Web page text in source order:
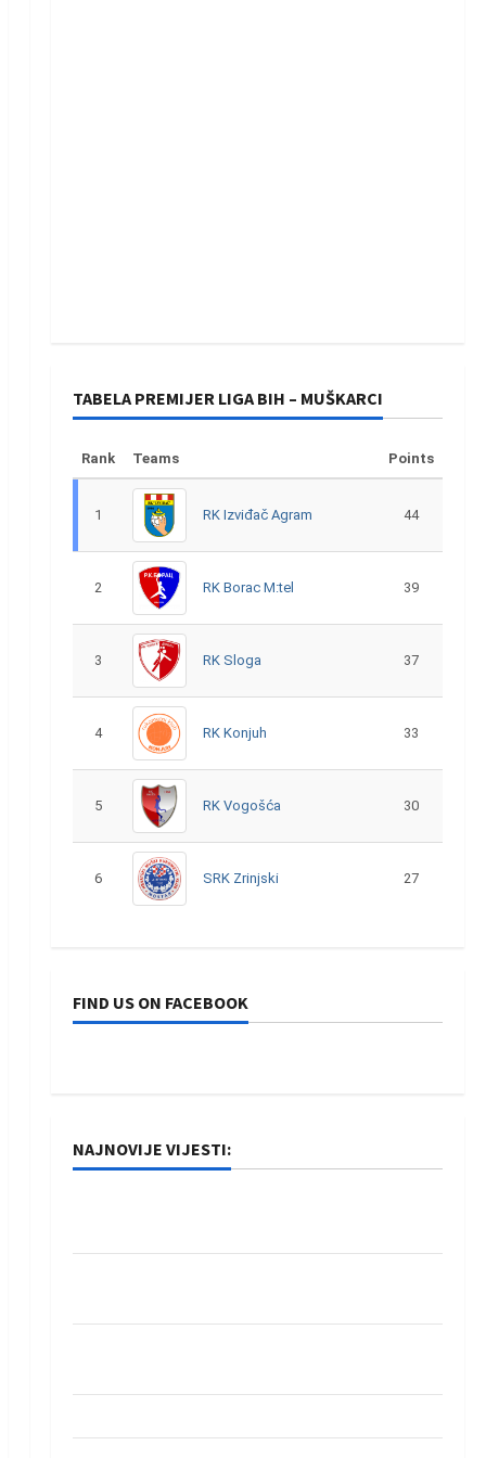
TABELA PREMIJER LIGA BIH – MUŠKARCI
Rank Teams Points
1 RK Izviđač Agram 44
2 RK Borac M:tel 39
3 RK Sloga 37
4 RK Konjuh 33
5 RK Vogošća 30
6 SRK Zrinjski 27
FIND US ON FACEBOOK
NAJNOVIJE VIJESTI: